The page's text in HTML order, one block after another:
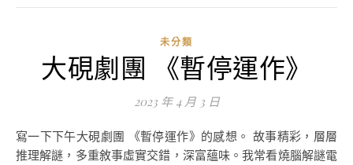
未分類
大硯劇團 《暫停運作》
2023 年 4 月 3 日
寫一下下午大硯劇團 《暫停運作》的感想。 故事精彩，層層
推理解謎，多重敘事虛實交錯，深富蘊味。我常看燒腦解謎電